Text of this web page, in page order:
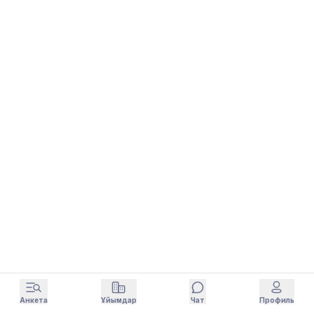
Анкета Ұйымдар Чат Профиль